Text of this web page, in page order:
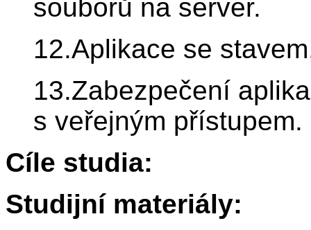
souborů na server.
12.Aplikace se
13.Zabezpečení
s veřejným přístupem.
Cíle studia:
Studijní materiály: